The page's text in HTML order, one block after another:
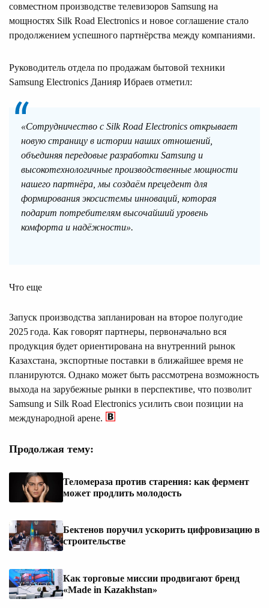
совместном производстве телевизоров Samsung на
мощностях Silk Road Electronics и новое соглашение стало
продолжением успешного партнёрства между компаниями.
Руководитель отдела по продажам бытовой техники
Samsung Electronics Данияр Ибраев отметил:
«Сотрудничество с Silk Road Electronics открывает
новую страницу в истории наших отношений,
объединяя передовые разработки Samsung и
высокотехнологичные производственные мощности
нашего партнёра, мы создаём прецедент для
формирования экосистемы инноваций, которая
подарит потребителям высочайший уровень
комфорта и надёжности».
Что еще
Запуск производства запланирован на второе полугодие
2025 года. Как говорят партнеры, первоначально вся
продукция будет ориентирована на внутренний рынок
Казахстана, экспортные поставки в ближайшее время не
планируются. Однако может быть рассмотрена возможность
выхода на зарубежные рынки в перспективе, что позволит
Samsung и Silk Road Electronics усилить свои позиции на
международной арене.
Продолжая тему:
Теломераза против старения: как фермент
может продлить молодость
Бектенов поручил ускорить цифровизацию в
строительстве
Как торговые миссии продвигают бренд
«Made in Kazakhstan»